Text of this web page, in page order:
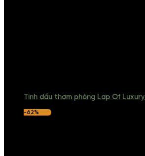
Tinh dầu thơm phòng Lap Of Luxury
-62%